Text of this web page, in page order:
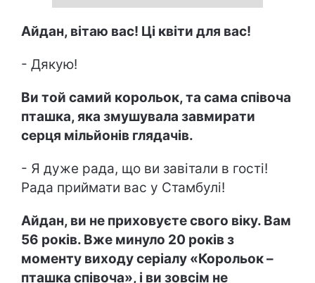
Айдан, вітаю вас! Ці квіти для вас!
- Дякую!
Ви той самий корольок, та сама співоча
пташка, яка змушувала завмирати
серця мільйонів глядачів.
- Я дуже рада, що ви завітали в гості!
Рада приймати вас у Стамбулі!
Айдан, ви не приховуєте свого віку. Вам
56 років. Вже минуло 20 років з
моменту виходу серіалу «Корольок –
пташка співоча», і ви зовсім не